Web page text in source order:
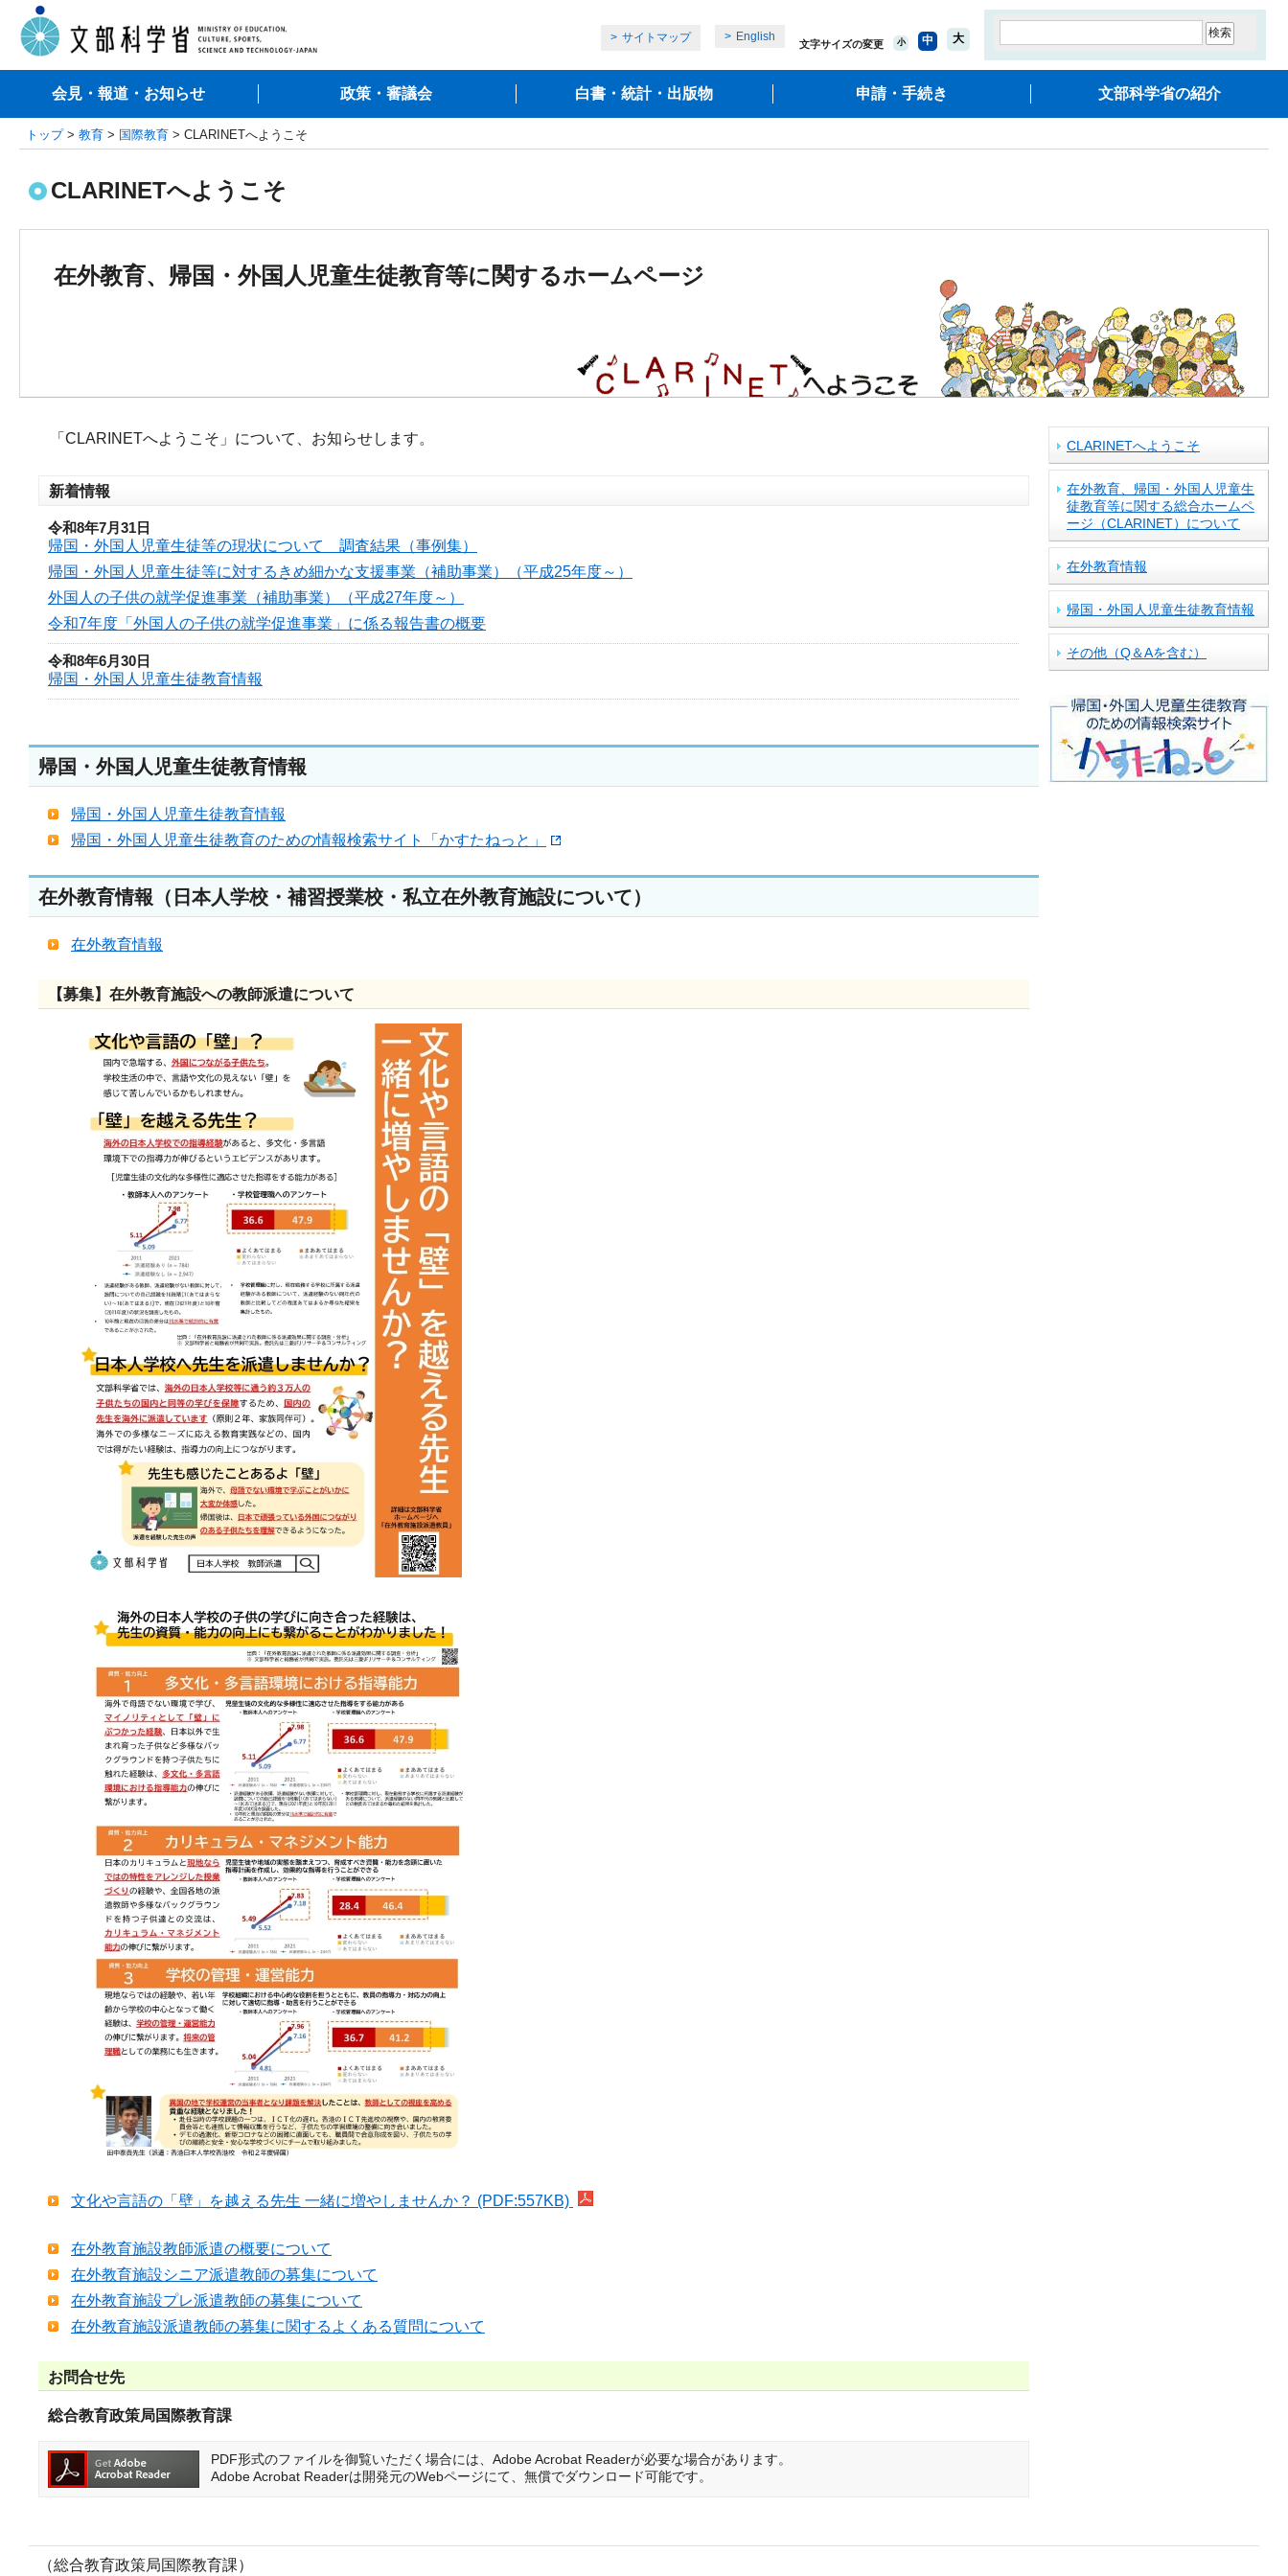
サイトマップ English
文字サイズの変更 小 中 大
会見・報道・お知らせ 政策・審議会 白書・統計・出版物 申請・手続き 文部科学省の紹介
トップ> 教育 > 国際教育 > CLARINETへようこそ
CLARINETへようこそ
在外教育、帰国・外国人児童生徒教育等に関するホームページ
「CLARINETへようこそ」について、お知らせします。
新着情報
令和8年7月31日
帰国・外国人児童生徒等の現状について 調査結果（事例集）
帰国・外国人児童生徒等に対するきめ細かな支援事業（補助事業）（平成25年度～）
外国人の子供の就学促進事業（補助事業）（平成27年度～）
令和7年度「外国人の子供の就学促進事業」に係る報告書の概要
令和8年6月30日
帰国・外国人児童生徒教育情報
帰国・外国人児童生徒教育情報
帰国・外国人児童生徒教育情報
帰国・外国人児童生徒教育のための情報検索サイト「かすたねっと」
在外教育情報（日本人学校・補習授業校・私立在外教育施設について）
在外教育情報
【募集】在外教育施設への教師派遣について
文化や言語の「壁」を越える先生 一緒に増やしませんか？ (PDF:557KB)
在外教育施設教師派遣の概要について
在外教育施設シニア派遣教師の募集について
在外教育施設プレ派遣教師の募集について
在外教育施設派遣教師の募集に関するよくある質問について
お問合せ先
総合教育政策局国際教育課
PDF形式のファイルを御覧いただく場合には、Adobe Acrobat Readerが必要な場合があります。
Adobe Acrobat Readerは開発元のWebページにて、無償でダウンロード可能です。
CLARINETへようこそ
在外教育、帰国・外国人児童生
徒教育等に関する総合ホームペ
ージ（CLARINET）について
在外教育情報
帰国・外国人児童生徒教育情報
その他（Q＆Aを含む）
（総合教育政策局国際教育課）